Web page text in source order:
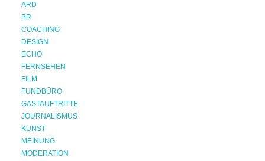
ARD
BR
COACHING
DESIGN
ECHO
FERNSEHEN
FILM
FUNDBÜRO
GASTAUFTRITTE
JOURNALISMUS
KUNST
MEINUNG
MODERATION